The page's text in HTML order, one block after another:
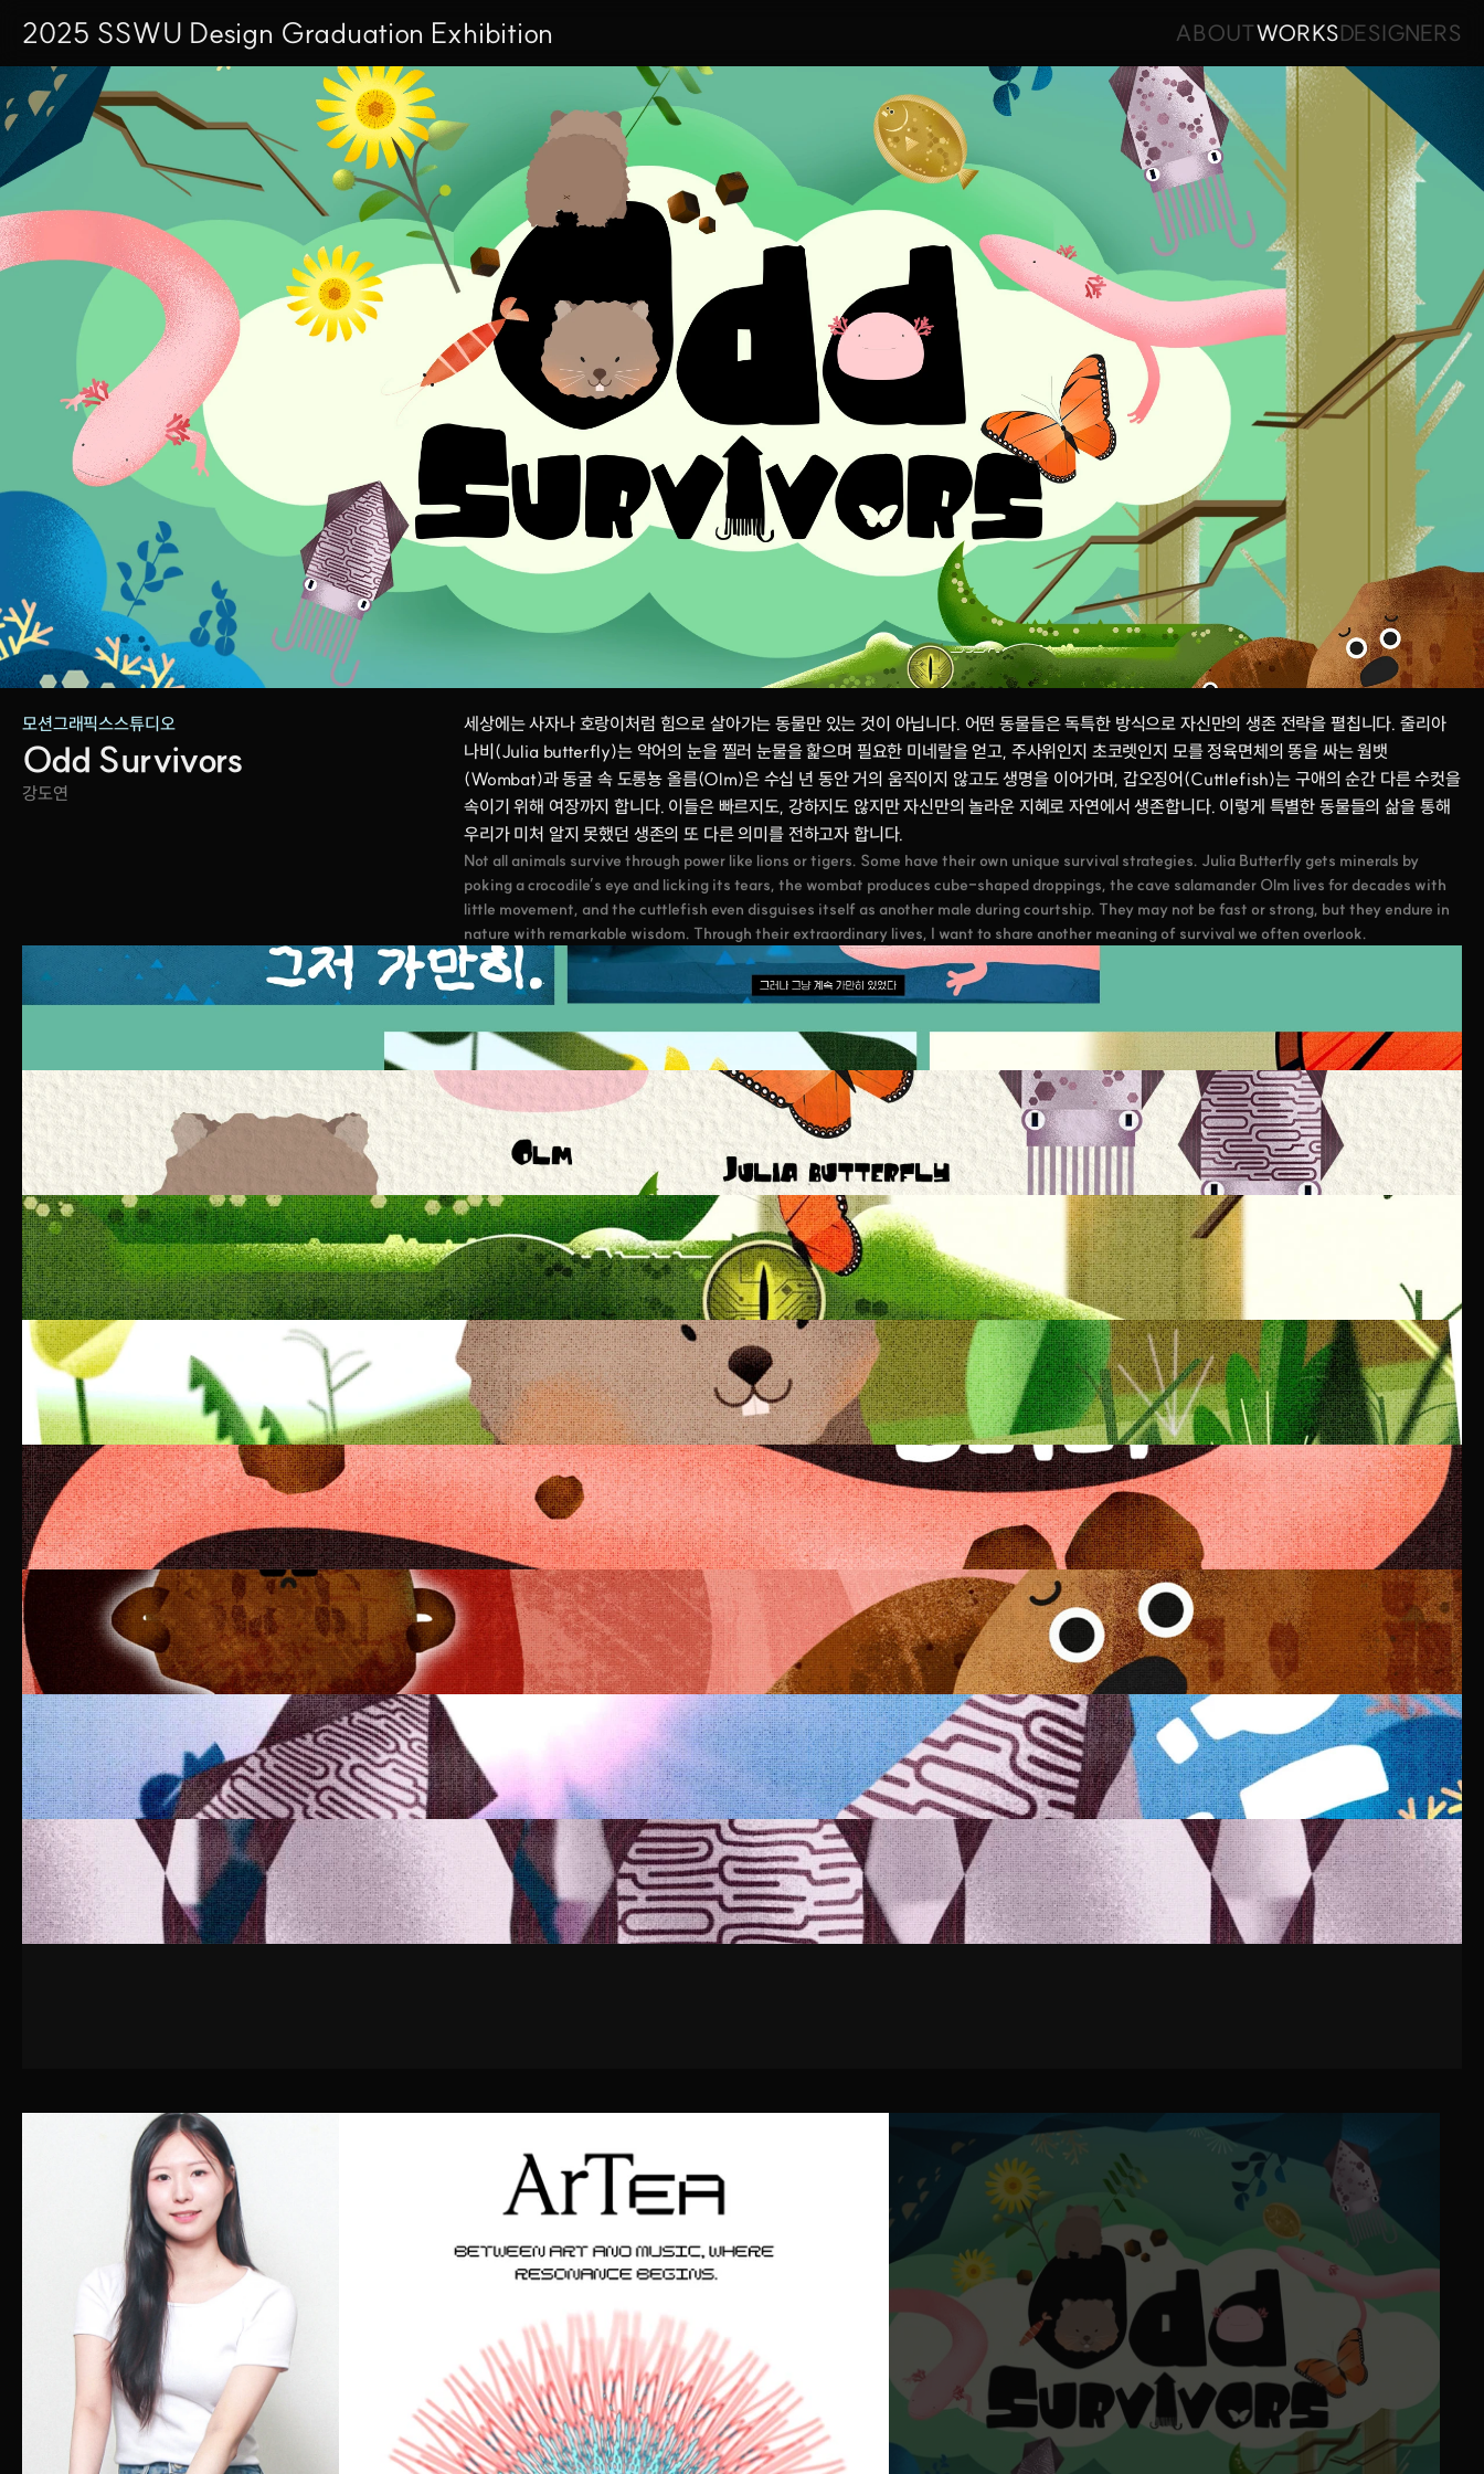
2025 SSWU Design Graduation Exhibition ABOUTWORKSDESIGNERS
모션그래픽스스튜디오
Odd Survivors
강도연
세상에는 사자나 호랑이처럼 힘으로 살아가는 동물만 있는 것이 아닙니다. 어떤 동물들은 독특한 방식으로 자신만의 생존 전략을 펼칩니다. 줄리아
나비(Julia butterfly)는 악어의 눈을 찔러 눈물을 핥으며 필요한 미네랄을 얻고, 주사위인지 초코렛인지 모를 정육면체의 똥을 싸는 웜뱃
(Wombat)과 동굴 속 도롱뇽 올름(Olm)은 수십 년 동안 거의 움직이지 않고도 생명을 이어가며, 갑오징어(Cuttlefish)는 구애의 순간 다른 수컷을
속이기 위해 여장까지 합니다. 이들은 빠르지도, 강하지도 않지만 자신만의 놀라운 지혜로 자연에서 생존합니다. 이렇게 특별한 동물들의 삶을 통해
우리가 미처 알지 못했던 생존의 또 다른 의미를 전하고자 합니다.
Not all animals survive through power like lions or tigers. Some have their own unique survival strategies. Julia Butterfly gets minerals by
poking a crocodile’s eye and licking its tears, the wombat produces cube-shaped droppings, the cave salamander Olm lives for decades with
little movement, and the cuttlefish even disguises itself as another male during courtship. They may not be fast or strong, but they endure in
nature with remarkable wisdom. Through their extraordinary lives, I want to share another meaning of survival we often overlook.